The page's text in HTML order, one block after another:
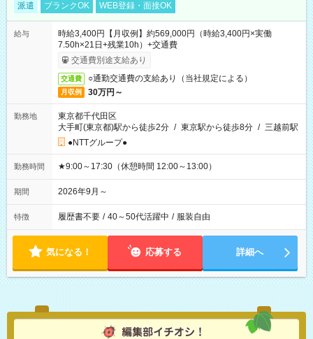
派遣 ブランクOK WEB登録・面接OK
給与
時給3,400円【月収例】約569,000円（時給3,400円×実働
7.50h×21日+残業10h）+交通費
交通費別途支給あり
交通費 ○通勤交通費の支給あり（当社規定による）
月収例 30万円～
勤務地
東京都千代田区
大手町(東京都)駅から徒歩2分 / 東京駅から徒歩8分 / 三越前駅
●NTTグループ●
勤務時間 ★9:00～17:30（休憩時間 12:00～13:00）
期間 2026年9月～
特徴 履歴書不要 / 40～50代活躍中 / 服装自由
気になる！ 応募する 詳細へ